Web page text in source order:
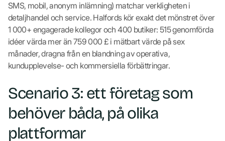
SMS, mobil, anonym inlämning) matchar verkligheten i
detaljhandel och service. Halfords kör exakt det mönstret över
1 000+ engagerade kollegor och 400 butiker: 515 genomförda
idéer värda mer än 759 000 £ i mätbart värde på sex
månader, dragna från en blandning av operativa,
kundupplevelse- och kommersiella förbättringar.
Scenario 3: ett företag som
behöver båda, på olika
plattformar